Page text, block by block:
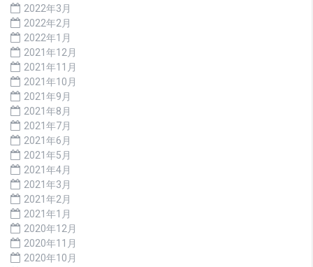
2022年3月
2022年2月
2022年1月
2021年12月
2021年11月
2021年10月
2021年9月
2021年8月
2021年7月
2021年6月
2021年5月
2021年4月
2021年3月
2021年2月
2021年1月
2020年12月
2020年11月
2020年10月